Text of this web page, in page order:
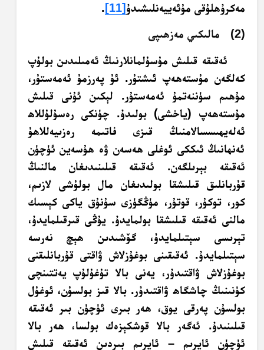
مەكرۇھلۇقى مۇئەييەنلىشىدۇ [11]
.
(2) مالىكىي مەزھىپى
ئەقىقە قىلىش مۇسۇلمانلارنىڭ ئەمىلىدىن بولۇپ
كەلگەن مۇستەھەپ ئىشتۇر. ئۇ پەرزمۇ ئەمەستۇر،
مۇھىم سۈننەتمۇ ئەمەستۇر. لېكىن ئۇنى قىلىش
مۇستەھەپ (ياخشى) بولىدۇ. چۈنكى رەسۇلۇللاھ
ئەلەيھىسسالامنىڭ قىزى فاتىمە رەزىيەللاھۇ
ئەنھانىڭ ئىككى ئوغلى ھەسەن ۋە ھۇسەين ئۈچۈن
ئەقىقە بېرىلگەن. ئەقىقە قىلىنىدىغان مالنىڭ
قۇربانلىق قىلىشقا بولىدىغان مال بولۇشى لازىم،
كور، توكۇر، قوتۇر، مۈڭگۈزى سۇنۇق ياكى كېسىك
مالنى ئەقىقە قىلىشقا بولمايدۇ. يۇڭى قىرقىلمايدۇ،
تېرىسى سېتىلمايدۇ، گۆشىدىن ھېچ نەرسە
سېتىلمايدۇ. ئەقىقىنى بوغۇزلاش ۋاقتى قۇربانلىقنى
بوغۇزلاش ۋاقتىدۇر، يەنى بالا تۇغۇلۇپ يەتتىنچى
كۈنىنىڭ چاشگاھ ۋاقتىدۇر. بالا قىز بولسۇن، ئوغۇل
بولسۇن پەرقى يوق، ھەر بىرى ئۈچۈن بىر ئەقىقە
قىلىنىدۇ. ئەگەر بالا قوشكېزەك بولسا، ھەر بالا
ئۈچۈن ئايرىم – ئايرىم بىردىن ئەقىقە قىلىش